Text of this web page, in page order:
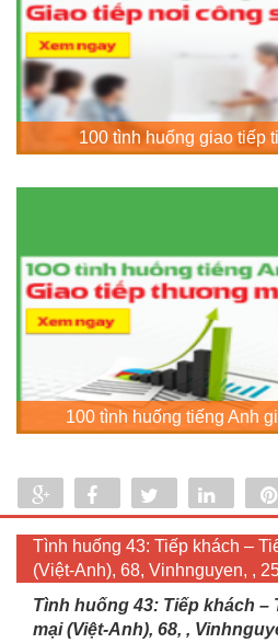
100 tình huống giao tiếp
100 tình huống tiếng Anh
Share Share Tweet Share
Tình huống 43: Tiếp khách –
(Việt-Anh), 68, Vinhnguyen, ,
Tình huống 43: Tiếp khách
mại (Việt-Anh), 68, ,